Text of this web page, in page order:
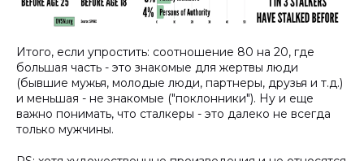
Итого, если упростить: соотношение 80 на 20, где
большая часть - это знакомые для жертвы люди
(бывшие мужья, молодые люди, партнеры, друзья и т.д.)
и меньшая - не знакомые ("поклонники"). Ну и еще
важно понимать, что сталкеры - это далеко не всегда
только мужчины.